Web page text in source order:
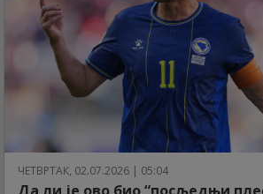
ЧЕТВРТАК, 02.07.2026 | 05:04